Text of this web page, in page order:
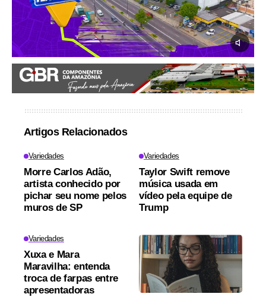
Artigos Relacionados
Variedades
Morre Carlos Adão,
artista conhecido por
pichar seu nome pelos
muros de SP
Variedades
Taylor Swift remove
música usada em
vídeo pela equipe de
Trump
Variedades
Xuxa e Mara
Maravilha: entenda
troca de farpas entre
apresentadoras